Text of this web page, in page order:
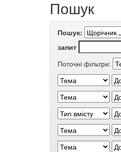
Пошук
Пошук:
запит
Поточні фільтри: